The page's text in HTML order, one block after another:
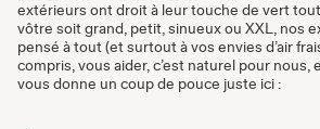
extérieurs ont droit à leur touche de vert
vôtre soit grand, petit, sinueux ou XXL, nos
pensé à tout (et surtout à vos envies d’air
compris, vous aider, c’est naturel pour nous,
vous donne un coup de pouce juste ici :